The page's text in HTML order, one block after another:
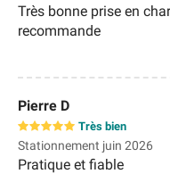
Très bonne prise en
recommande
Pierre D
Très bien
Stationnement juin 2026
Pratique et fiable